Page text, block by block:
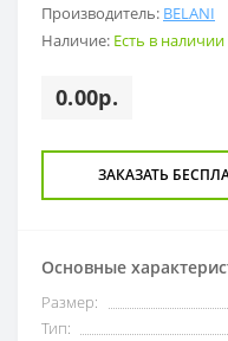
Производитель: BELANI
Наличие: Есть в наличии
0.00р.
ЗАКАЗАТЬ
Основные
Размер:
Тип: